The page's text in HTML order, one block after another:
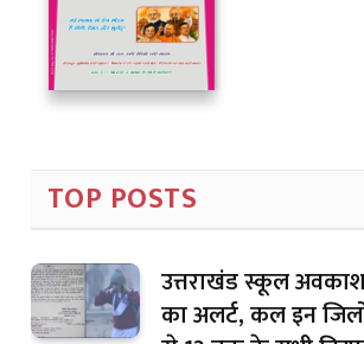
TOP POSTS
उत्तराखंड स्कूल
का अलर्ट, कल इन